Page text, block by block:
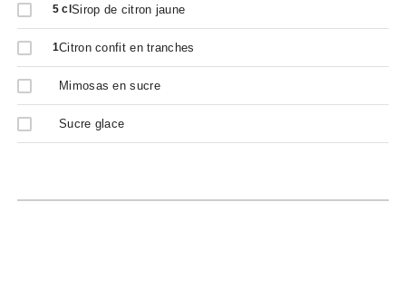
5 cl Sirop de citron jaune
1Citron confit en tranches
Mimosas en sucre
Sucre glace